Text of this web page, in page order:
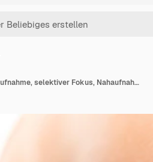
Warze, Papillom an den Füßen. Makroaufnahme, selektiver Fokus, Nahaufnahme, Platz für Text. Dermatologische Probleme mit der Haut.